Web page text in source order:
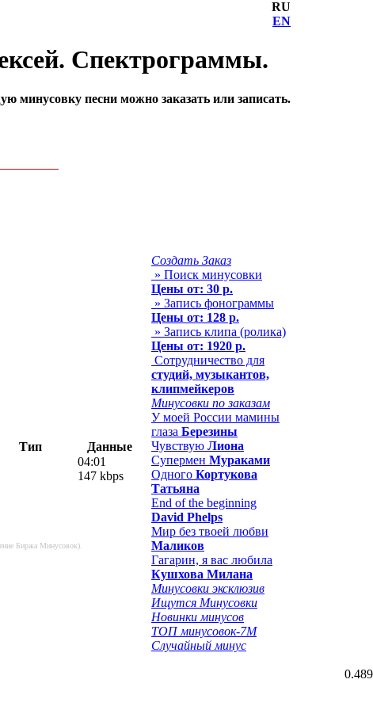
RU
EN
Спектрограммы.
минусовку песни можно заказать или записать.
Тип
Данные
04:01
147 kbps
Биржа Минусовок).
Создать Заказ
» Поиск минусовки
Цены от: 30 р.
» Запись фонограммы
Цены от: 128 р.
» Запись клипа (ролика)
Цены от: 1920 р.
Сотрудничество для
студий, музыкантов,
клипмейкеров
Минусовки по заказам
У моей России мамины
глаза Березины
Чувствую Лиона
Супермен Мураками
Одного Кортукова
Татьяна
End of the beginning
David Phelps
Мир без твоей любви
Маликов
Гагарин, я вас любила
Кушхова Милана
Минусовки эксклюзив
Ищутся Минусовки
Новинки минусов
ТОП минусовок-7M
Случайный минус
0.489